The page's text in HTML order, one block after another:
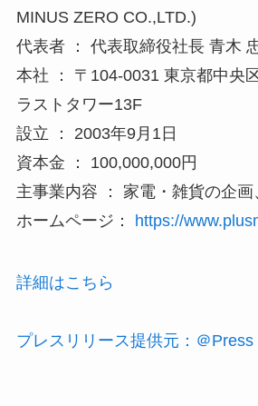
て
・すぐにお掃除できるキッチン
ック5枚、紙パックホルダー、ア
ダプターが付属
・iFデザイン賞2026受賞
【会社概要】
社名 ： プラマイゼロ株式会社(
代表者 ： 代表取締役社長 青木 忠
ラストタワー13F